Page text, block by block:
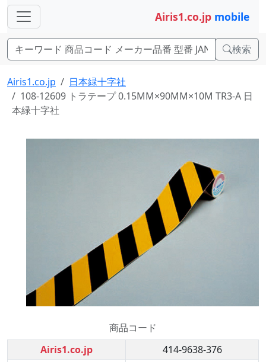
Airis1.co.jp mobile
検索
Airis1.co.jp
日本緑十字社
108-12609 トラテープ 0.15MM×90MM×10M TR3-A 日
本緑十字社
商品コード
Airis1.co.jp
414-9638-376